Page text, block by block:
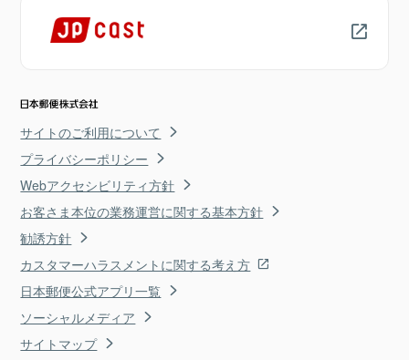
サイトのご利用について
プライバシーポリシー
Webアクセシビリティ方針
お客さま本位の業務運営に関する基本方針
勧誘方針
カスタマーハラスメントに関する考え方
日本郵便公式アプリ一覧
ソーシャルメディア
サイトマップ